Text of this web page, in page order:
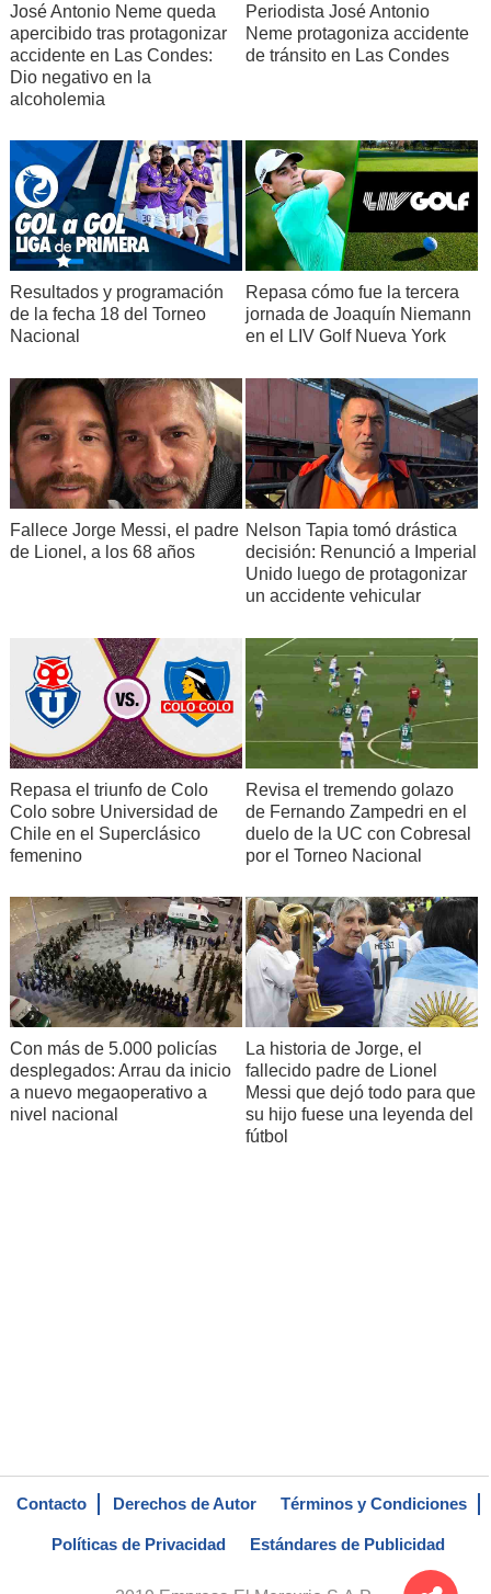
José Antonio Neme queda
apercibido tras protagonizar
accidente en Las Condes:
Dio negativo en la
alcoholemia
Periodista José Antonio
Neme protagoniza accidente
de tránsito en Las Condes
Resultados y programación
de la fecha 18 del Torneo
Nacional
Repasa cómo fue la tercera
jornada de Joaquín Niemann
en el LIV Golf Nueva York
Fallece Jorge Messi, el padre
de Lionel, a los 68 años
Nelson Tapia tomó drástica
decisión: Renunció a Imperial
Unido luego de protagonizar
un accidente vehicular
Repasa el triunfo de Colo
Colo sobre Universidad de
Chile en el Superclásico
femenino
Revisa el tremendo golazo
de Fernando Zampedri en el
duelo de la UC con Cobresal
por el Torneo Nacional
Con más de 5.000 policías
desplegados: Arrau da inicio
a nuevo megaoperativo a
nivel nacional
La historia de Jorge, el
fallecido padre de Lionel
Messi que dejó todo para que
su hijo fuese una leyenda del
fútbol
Contacto Derechos de Autor Términos y Condiciones
Políticas de Privacidad Estándares de Publicidad